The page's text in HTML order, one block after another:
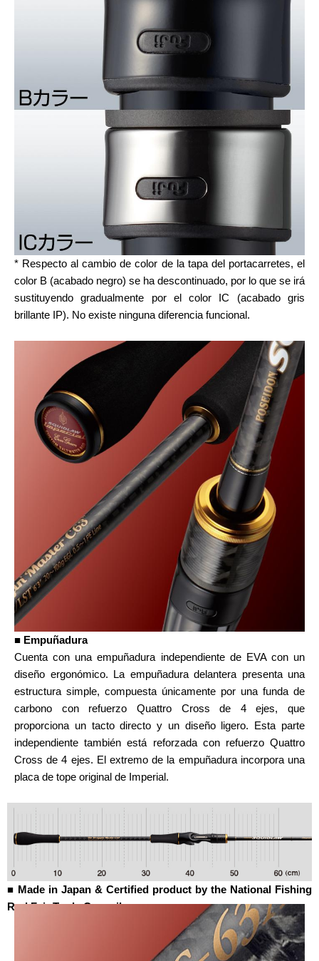
* Respecto al cambio de color de la tapa del portacarretes, el
color B (acabado negro) se ha descontinuado, por lo que se irá
sustituyendo gradualmente por el color IC (acabado gris
brillante IP). No existe ninguna diferencia funcional.
■ Empuñadura
Cuenta con una empuñadura independiente de EVA con un
diseño ergonómico. La empuñadura delantera presenta una
estructura simple, compuesta únicamente por una funda de
carbono con refuerzo Quattro Cross de 4 ejes, que
proporciona un tacto directo y un diseño ligero. Esta parte
independiente también está reforzada con refuerzo Quattro
Cross de 4 ejes. El extremo de la empuñadura incorpora una
placa de tope original de Imperial.
■ Made in Japan & Certified product by the National Fishing
Rod Fair Trade Council